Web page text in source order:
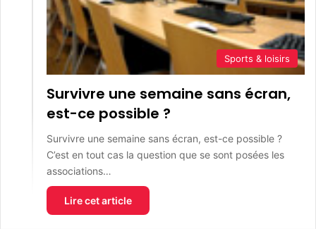
Sports & loisirs
Survivre une semaine sans écran,
est-ce possible ?
Survivre une semaine sans écran, est-ce possible ?
C’est en tout cas la question que se sont posées les
associations…
Lire cet article